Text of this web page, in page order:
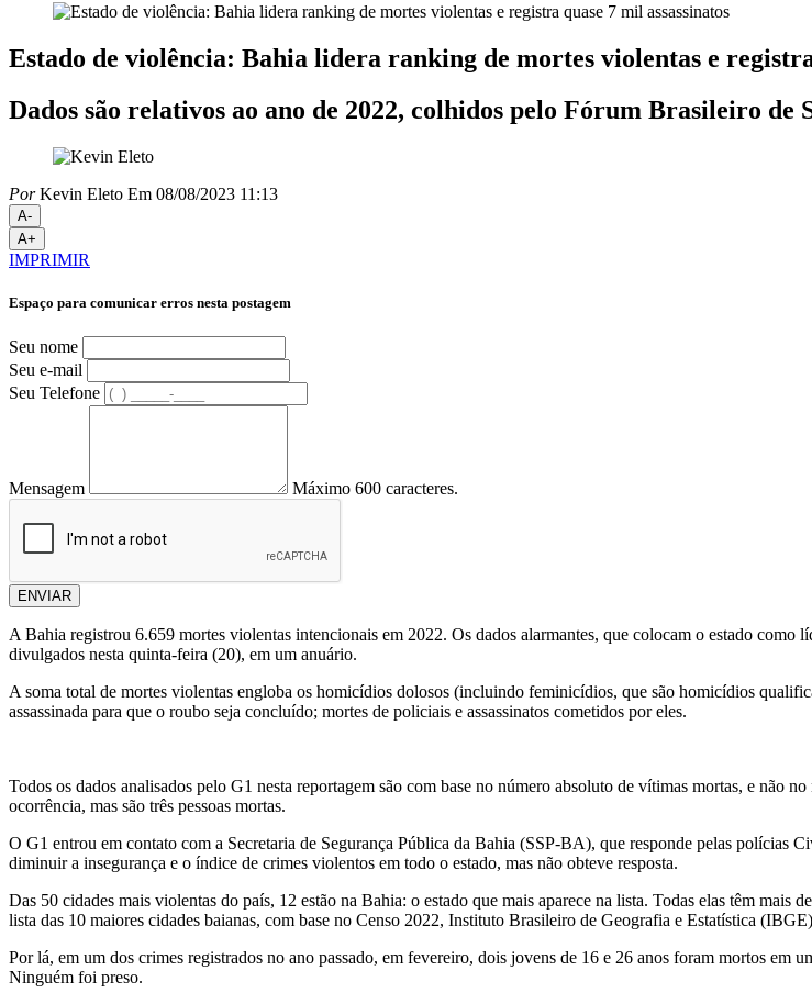
Estado de violência: Bahia lidera ranking de mortes violentas e
Dados são relativos ao ano de 2022, colhidos pelo Fórum Brasileiro
PorKevin Eleto Em 08/08/2023 11:13
A-
A+
IMPRIMIR
Espaço para comunicar erros nesta postagem
Seu nome
Seu e-mail
Seu Telefone
Mensagem Máximo 600 caracteres.
ENVIAR
A Bahia registrou 6.659 mortes violentas intencionais em 2022. Os dados alarmantes, que colocam o estado como
divulgados nesta quinta-feira (20), em um anuário.
A soma total de mortes violentas engloba os homicídios dolosos (incluindo feminicídios, que são homicídios
assassinada para que o roubo seja concluído; mortes de policiais e assassinatos cometidos por eles.
Todos os dados analisados pelo G1 nesta reportagem são com base no número absoluto de vítimas mortas, e não
ocorrência, mas são três pessoas mortas.
O G1 entrou em contato com a Secretaria de Segurança Pública da Bahia (SSP-BA), que responde pelas polícias
diminuir a insegurança e o índice de crimes violentos em todo o estado, mas não obteve resposta.
Das 50 cidades mais violentas do país, 12 estão na Bahia: o estado que mais aparece na lista. Todas elas têm
lista das 10 maiores cidades baianas, com base no Censo 2022, Instituto Brasileiro de Geografia e Estatística
Por lá, em um dos crimes registrados no ano passado, em fevereiro, dois jovens de 16 e 26 anos foram mortos em
Ninguém foi preso.